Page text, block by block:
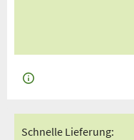
Schnelle Lieferung: